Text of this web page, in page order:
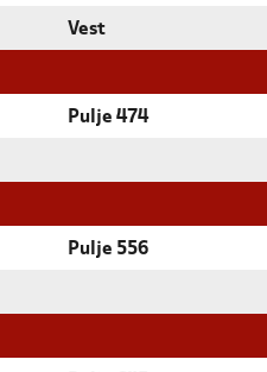
Vest
Pulje 474
Pulje 556